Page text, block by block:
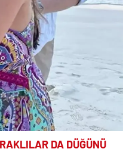
DA DÜĞÜNÜ